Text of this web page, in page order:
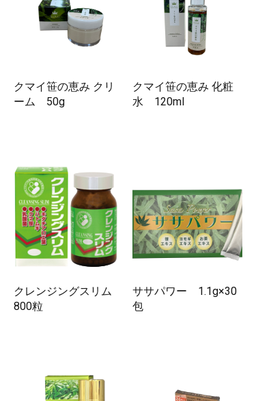
クマイ笹の恵み クリ
ーム 50g
クマイ笹の恵み 化粧
水 120ml
クレンジングスリム
800粒
ササパワー 1.1g×30
包